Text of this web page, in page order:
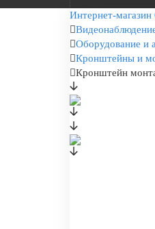
Интернет-магазин
Оборудование и
Кронштейны и
Кронштейн